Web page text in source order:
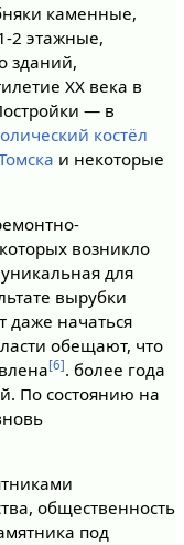
каменные,
2 этажные,
зданий,
XX века в
— в
костёл
и некоторые
возникло
для
вырубки
даже начаться
обещают, что
[6]. более года
По состоянию на
общественность
под